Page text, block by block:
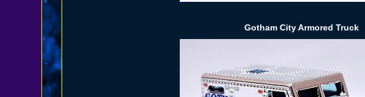
Gotham City Armored Truck